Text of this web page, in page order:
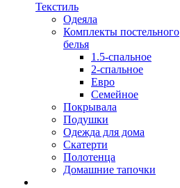
Текстиль
Одеяла
Комплекты постельного
белья
1.5-спальное
2-спальное
Евро
Семейное
Покрывала
Подушки
Одежда для дома
Скатерти
Полотенца
Домашние тапочки